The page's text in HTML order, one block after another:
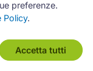
— tutti i
preferenze.
Policy.
Accetta tutti